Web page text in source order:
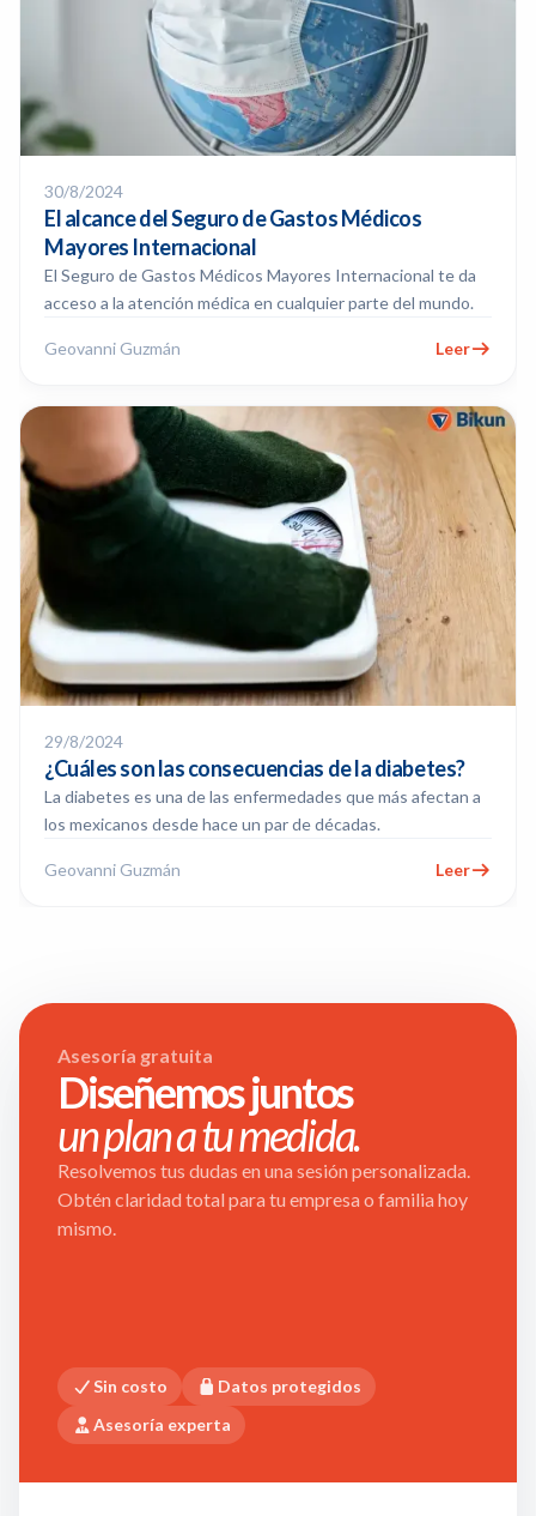
30/8/2024
El alcance del Seguro de Gastos Médicos
Mayores Internacional
El Seguro de Gastos Médicos Mayores Internacional te da
acceso a la atención médica en cualquier parte del mundo.
Geovanni Guzmán Leer
29/8/2024
¿Cuáles son las consecuencias de la diabetes?
La diabetes es una de las enfermedades que más afectan a
los mexicanos desde hace un par de décadas.
Geovanni Guzmán Leer
Asesoría gratuita
Diseñemos juntos
un plan a tu medida.
Resolvemos tus dudas en una sesión personalizada.
Obtén claridad total para tu empresa o familia hoy
mismo.
Sin costo
Datos protegidos
Asesoría experta